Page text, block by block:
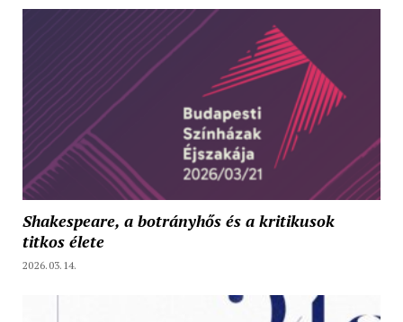
Shakespeare, a botrányhős és a kritikusok
titkos élete
2026.03.14.